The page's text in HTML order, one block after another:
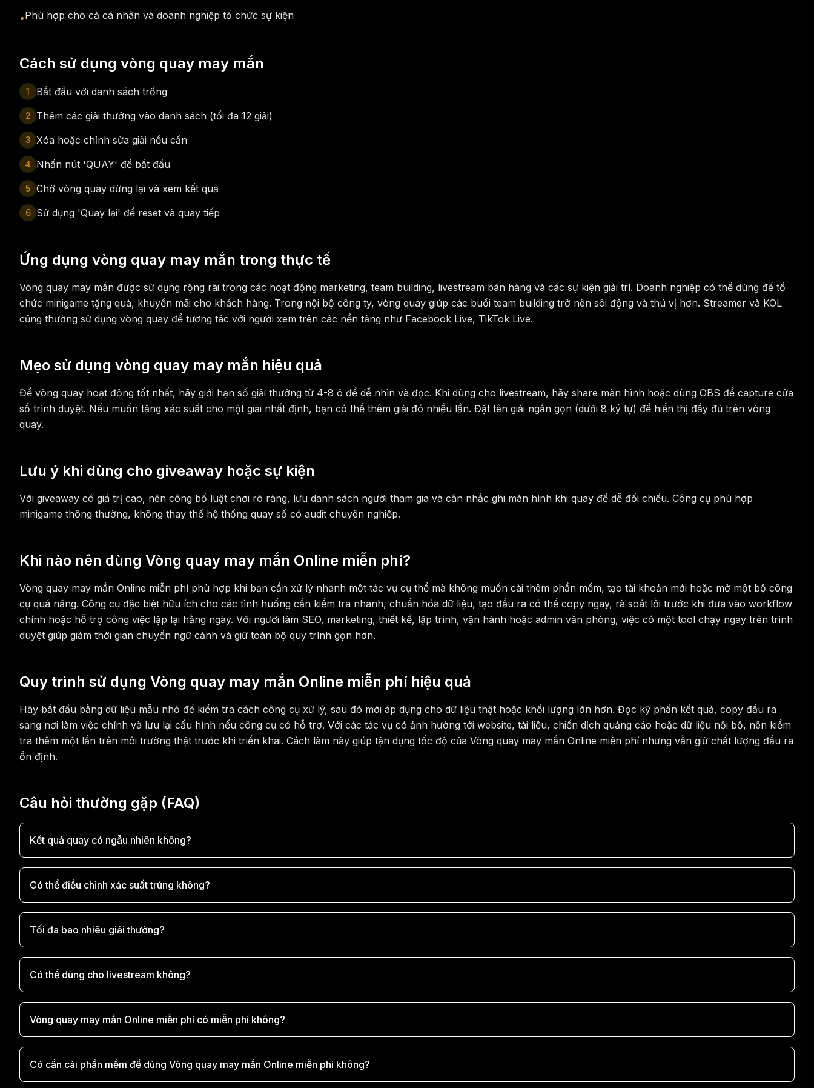
•Phù hợp cho cả cá nhân và doanh nghiệp tổ chức sự kiện
Cách sử dụng vòng quay may mắn
1 Bắt đầu với danh sách trống
2 Thêm các giải thưởng vào danh sách (tối đa 12 giải)
3 Xóa hoặc chỉnh sửa giải nếu cần
4 Nhấn nút 'QUAY' để bắt đầu
5 Chờ vòng quay dừng lại và xem kết quả
6 Sử dụng 'Quay lại' để reset và quay tiếp
Ứng dụng vòng quay may mắn trong thực tế
Vòng quay may mắn được sử dụng rộng rãi trong các hoạt động marketing, team building, livestream bán hàng và các sự kiện giải trí. Doanh nghiệp có thể dùng để tổ
chức minigame tặng quà, khuyến mãi cho khách hàng. Trong nội bộ công ty, vòng quay giúp các buổi team building trở nên sôi động và thú vị hơn. Streamer và KOL
cũng thường sử dụng vòng quay để tương tác với người xem trên các nền tảng như Facebook Live, TikTok Live.
Mẹo sử dụng vòng quay may mắn hiệu quả
Để vòng quay hoạt động tốt nhất, hãy giới hạn số giải thưởng từ 4-8 ô để dễ nhìn và đọc. Khi dùng cho livestream, hãy share màn hình hoặc dùng OBS để capture cửa
sổ trình duyệt. Nếu muốn tăng xác suất cho một giải nhất định, bạn có thể thêm giải đó nhiều lần. Đặt tên giải ngắn gọn (dưới 8 ký tự) để hiển thị đầy đủ trên vòng
quay.
Lưu ý khi dùng cho giveaway hoặc sự kiện
Với giveaway có giá trị cao, nên công bố luật chơi rõ ràng, lưu danh sách người tham gia và cân nhắc ghi màn hình khi quay để dễ đối chiếu. Công cụ phù hợp
minigame thông thường, không thay thế hệ thống quay số có audit chuyên nghiệp.
Khi nào nên dùng Vòng quay may mắn Online miễn phí?
Vòng quay may mắn Online miễn phí phù hợp khi bạn cần xử lý nhanh một tác vụ cụ thể mà không muốn cài thêm phần mềm, tạo tài khoản mới hoặc mở một bộ công
cụ quá nặng. Công cụ đặc biệt hữu ích cho các tình huống cần kiểm tra nhanh, chuẩn hóa dữ liệu, tạo đầu ra có thể copy ngay, rà soát lỗi trước khi đưa vào workflow
chính hoặc hỗ trợ công việc lặp lại hằng ngày. Với người làm SEO, marketing, thiết kế, lập trình, vận hành hoặc admin văn phòng, việc có một tool chạy ngay trên trình
duyệt giúp giảm thời gian chuyển ngữ cảnh và giữ toàn bộ quy trình gọn hơn.
Quy trình sử dụng Vòng quay may mắn Online miễn phí hiệu quả
Hãy bắt đầu bằng dữ liệu mẫu nhỏ để kiểm tra cách công cụ xử lý, sau đó mới áp dụng cho dữ liệu thật hoặc khối lượng lớn hơn. Đọc kỹ phần kết quả, copy đầu ra
sang nơi làm việc chính và lưu lại cấu hình nếu công cụ có hỗ trợ. Với các tác vụ có ảnh hưởng tới website, tài liệu, chiến dịch quảng cáo hoặc dữ liệu nội bộ, nên kiểm
tra thêm một lần trên môi trường thật trước khi triển khai. Cách làm này giúp tận dụng tốc độ của Vòng quay may mắn Online miễn phí nhưng vẫn giữ chất lượng đầu ra
ổn định.
Câu hỏi thường gặp (FAQ)
Kết quả quay có ngẫu nhiên không?
Có thể điều chỉnh xác suất trúng không?
Tối đa bao nhiêu giải thưởng?
Có thể dùng cho livestream không?
Vòng quay may mắn Online miễn phí có miễn phí không?
Có cần cài phần mềm để dùng Vòng quay may mắn Online miễn phí không?